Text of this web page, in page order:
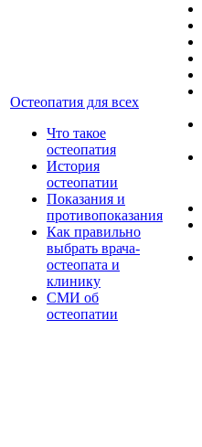
Остеопатия для всех
Что такое
остеопатия
История
остеопатии
Показания и
противопоказания
Как правильно
выбрать врача-
остеопата и
клинику
СМИ об
остеопатии